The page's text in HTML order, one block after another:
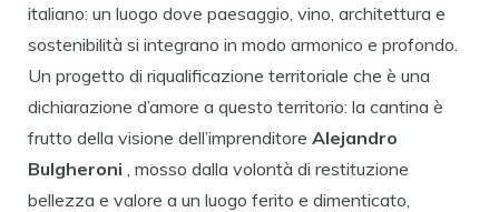
italiano: un luogo dove paesaggio, vino, architettura e
sostenibilità si integrano in modo armonico e profondo.
Un progetto di riqualificazione territoriale che è una
dichiarazione d’amore a questo territorio: la cantina è
frutto della visione dell’imprenditore Alejandro
Bulgheroni , mosso dalla volontà di restituzione
bellezza e valore a un luogo ferito e dimenticato,